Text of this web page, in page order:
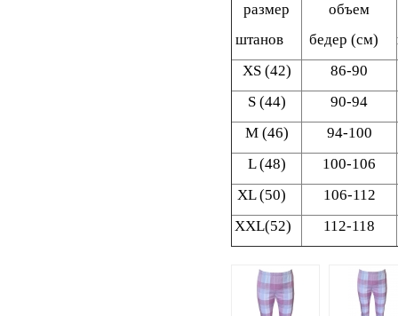
размер
штанов
объем
бедер (см)
ХS (42)
86-90
S (44)
90-94
M (46)
94-100
L (48)
100-106
XL (50)
106-112
XXL(52)
112-118